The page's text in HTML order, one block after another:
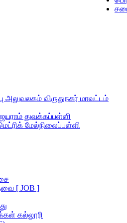
அலுவலகம் விருதுநகர் மாவட்டம்
துவக்கப்பள்ளி
மேல்நிலைப்பள்ளி
[ JOB ]
கல்லூரி